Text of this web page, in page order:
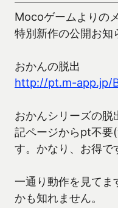
Mocoゲームよりの
特別新作の公開お知
おかんの脱出
http://pt.m-app.jp/
おかんシリーズの脱
記ページからpt不要
す。かなり、お得で
一通り動作を見てま
かも知れません。